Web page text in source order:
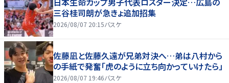
三谷桂司朗が急きょ追加招集
2026/08/07 20:15バスケ
佐藤凪と佐藤久遠が兄弟対決へ…弟は八村から
の手紙で発奮「虎のように立ち向かっていけたら」
2026/08/07 19:46バスケ